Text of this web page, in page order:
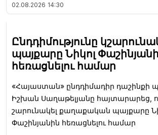
02.08.2026 14:30
Ընդդիմությունը
պայքարը Նիկոլ
հեռացնելու համար
«Հայաստան» ընդդիմադիր
Իշխան Սաղաթելյանը հայտարարեց,
շարունակել քաղաքական պայքարը
Փաշինյանին հեռացնելու համար